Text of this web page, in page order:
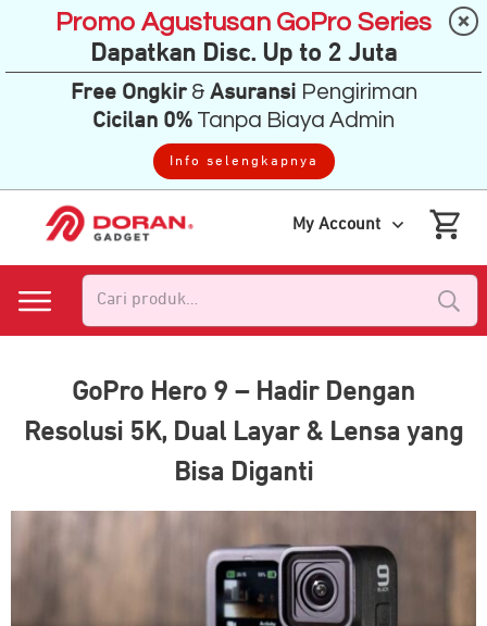
My Account
GoPro Hero 9 – Hadir Dengan
Resolusi 5K, Dual Layar & Lensa yang
Bisa Diganti
Promo Agustusan GoPro Series
Dapatkan Disc. Up to 2 Juta
Free Ongkir& Asuransi Pengiriman
Cicilan 0% Tanpa Biaya Admin
Info selengkapnya